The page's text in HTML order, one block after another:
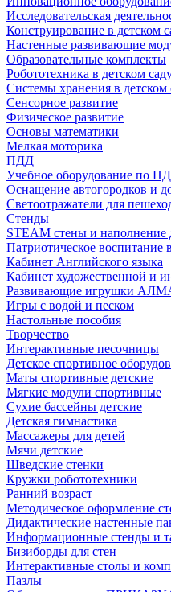
Исследовательская
Конструирование в детском
Настенные развивающие
Образовательные комплекты
Робототехника в детском
Системы хранения в детском
Сенсорное развитие
Физическое развитие
Основы математики
Мелкая моторика
ПДД
Учебное оборудование по
Оснащение автогородков и
Светоотражатели для
Стенды
STEAM стены и наполнение
Патриотическое воспитание
Кабинет Английского языка
Кабинет художественной и
Развивающие игрушки
Игры с водой и песком
Настольные пособия
Творчество
Интерактивные песочницы
Детское спортивное
Маты спортивные детские
Мягкие модули спортивные
Сухие бассейны детские
Детская гимнастика
Массажеры для детей
Мячи детские
Шведские стенки
Кружки робототехники
Ранний возраст
Методическое оформление
Дидактические настенные
Информационные стенды и
Бизиборды для стен
Интерактивные столы и
Пазлы